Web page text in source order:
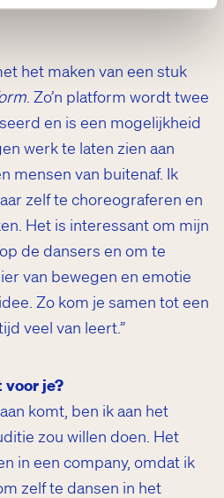
het maken van een stuk
. Zo’n platform wordt twee
en is een mogelijkheid
werk te laten zien aan
mensen van buitenaf. Ik
zelf te choreograferen en
Het is interessant om mijn
de dansers en om te
van bewegen en emotie
Zo kom je samen tot een
veel van leert.”
voor je?
komt, ben ik aan het
zou willen doen. Het
in een company, omdat ik
zelf te dansen in het